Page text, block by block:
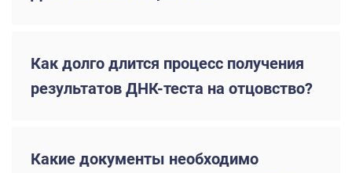
Как долго длится процесс получения
результатов ДНК-теста на отцовство?
Какие документы необходимо